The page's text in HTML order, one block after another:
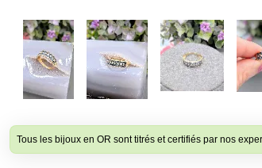
Tous les bijoux en OR sont titrés et certifiés par nos